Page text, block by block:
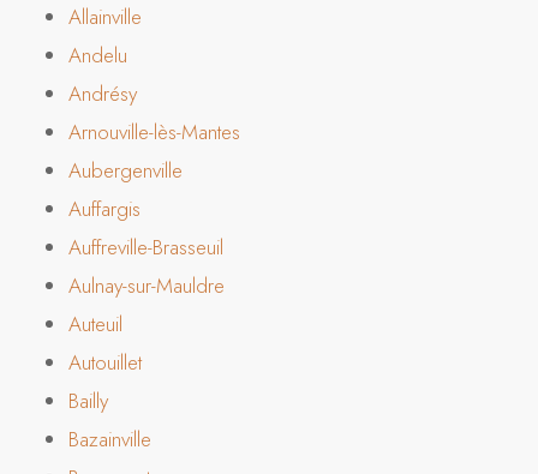
Allainville
Andelu
Andrésy
Arnouville-lès-Mantes
Aubergenville
Auffargis
Auffreville-Brasseuil
Aulnay-sur-Mauldre
Auteuil
Autouillet
Bailly
Bazainville